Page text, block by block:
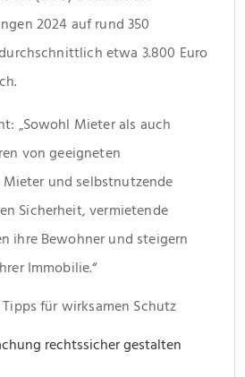
2024 auf rund 350
etwa 3.800 Euro
„Sowohl Mieter als auch
von geeigneten
und selbstnutzende
Sicherheit, vermietende
ihre Bewohner und steigern
Immobilie.“
für wirksamen Schutz
rechtssicher gestalten